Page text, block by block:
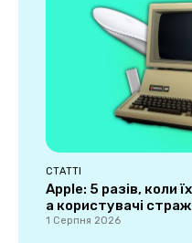
СТАТТІ
Apple: 5 разів, коли
а користувачі
1 Серпня 2026